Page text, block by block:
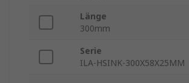
Länge
300mm
Serie
ILA-HSINK-300X58X25MM